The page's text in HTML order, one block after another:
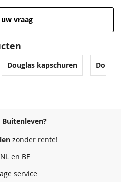
uw vraag
Douglas kapschuren
Buitenleven?
zonder rente!
en BE
service